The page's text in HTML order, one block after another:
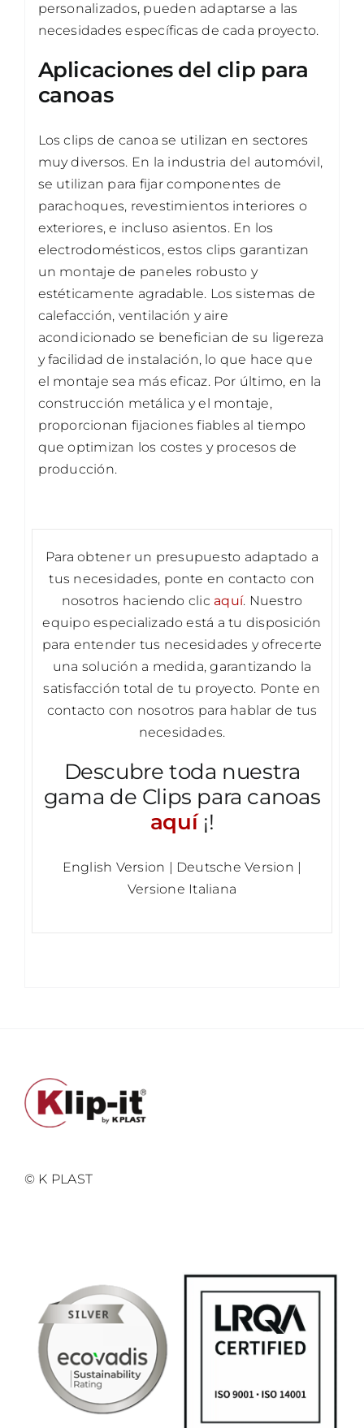
personalizados, pueden adaptarse a las
necesidades específicas de cada proyecto.
Aplicaciones del clip para
canoas
Los clips de canoa se utilizan en sectores
muy diversos. En la industria del automóvil,
se utilizan para fijar componentes de
parachoques, revestimientos interiores o
exteriores, e incluso asientos. En los
electrodomésticos, estos clips garantizan
un montaje de paneles robusto y
estéticamente agradable. Los sistemas de
calefacción, ventilación y aire
acondicionado se benefician de su ligereza
y facilidad de instalación, lo que hace que
el montaje sea más eficaz. Por último, en la
construcción metálica y el montaje,
proporcionan fijaciones fiables al tiempo
que optimizan los costes y procesos de
producción.
Para obtener un presupuesto adaptado a
tus necesidades, ponte en contacto con
nosotros haciendo clic aquí. Nuestro
equipo especializado está a tu disposición
para entender tus necesidades y ofrecerte
una solución a medida, garantizando la
satisfacción total de tu proyecto. Ponte en
contacto con nosotros para hablar de tus
necesidades.
Descubre toda nuestra
gama de Clips para canoas
aquí ¡!
English Version Deutsche Version
Versione Italiana
© K PLAST